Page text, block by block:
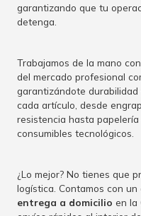
garantizando que tu
detenga.
Trabajamos de la mano
del mercado profesional
garantizándote durabilidad
cada artículo, desde
resistencia hasta
consumibles tecnológicos.
¿Lo mejor? No tienes que
logística. Contamos con un
entrega a domicilio en la